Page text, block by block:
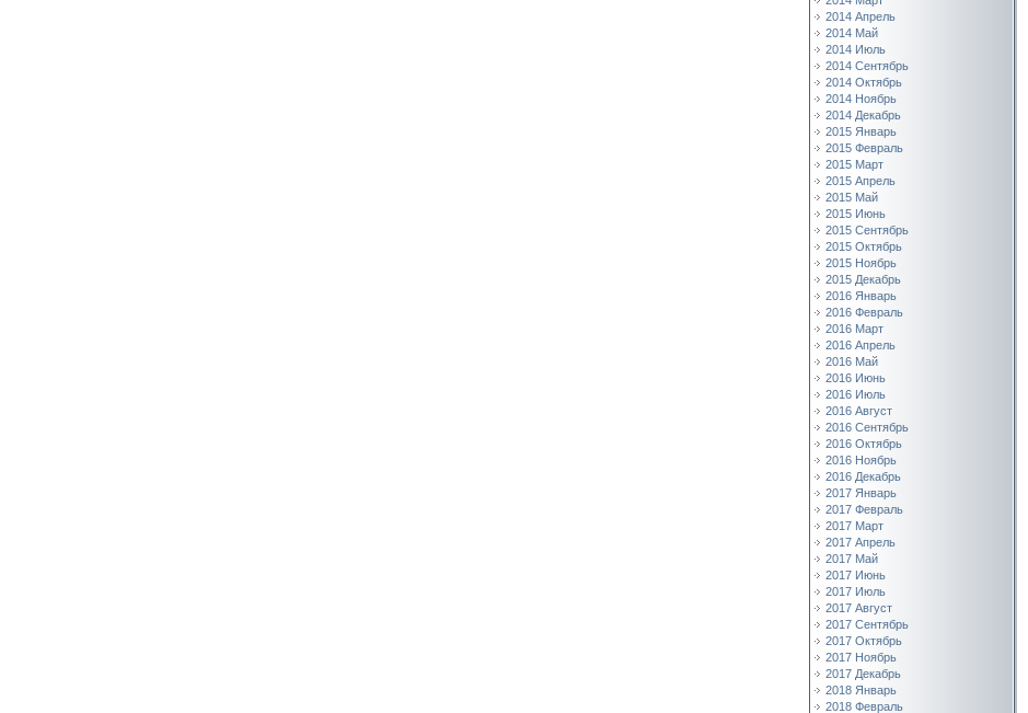
2014 Апрель
2014 Май
2014 Июль
2014 Сентябрь
2014 Октябрь
2014 Ноябрь
2014 Декабрь
2015 Январь
2015 Февраль
2015 Март
2015 Апрель
2015 Май
2015 Июнь
2015 Сентябрь
2015 Октябрь
2015 Ноябрь
2015 Декабрь
2016 Январь
2016 Февраль
2016 Март
2016 Апрель
2016 Май
2016 Июнь
2016 Июль
2016 Август
2016 Сентябрь
2016 Октябрь
2016 Ноябрь
2016 Декабрь
2017 Январь
2017 Февраль
2017 Март
2017 Апрель
2017 Май
2017 Июнь
2017 Июль
2017 Август
2017 Сентябрь
2017 Октябрь
2017 Ноябрь
2017 Декабрь
2018 Январь
2018 Февраль